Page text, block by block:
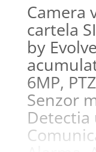
Camera
cartela
by
6MP,
Senzor
Detectia